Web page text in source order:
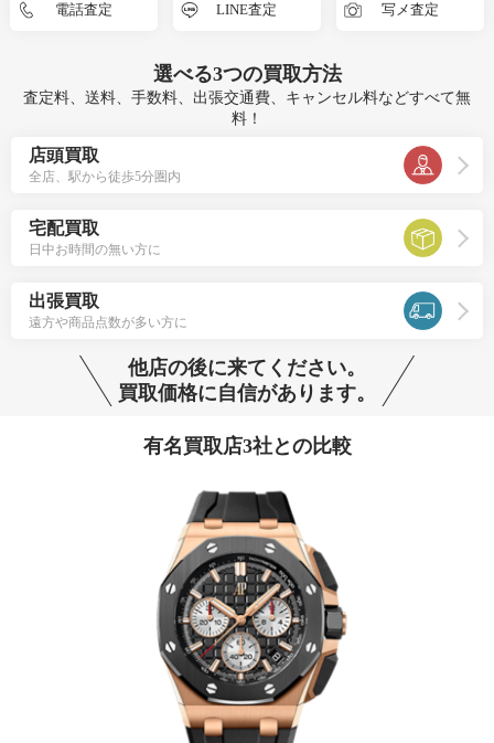
電話査定 LINE査定 写メ査定
選べる3つの買取方法
査定料、送料、手数料、出張交通費、キャンセル料などすべて無
料！
店頭買取
全店、駅から徒歩5分圏内
宅配買取
日中お時間の無い方に
出張買取
遠方や商品点数が多い方に
他店の後に来てください。
買取価格に自信があります。
有名買取店3社との比較